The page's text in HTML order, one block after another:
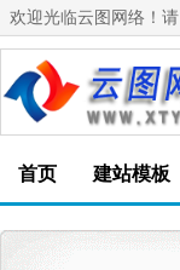
欢迎光临云图网络！请
首页 建站模板